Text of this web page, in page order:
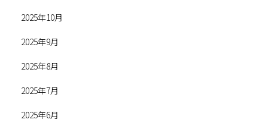
2025年10月
2025年9月
2025年8月
2025年7月
2025年6月